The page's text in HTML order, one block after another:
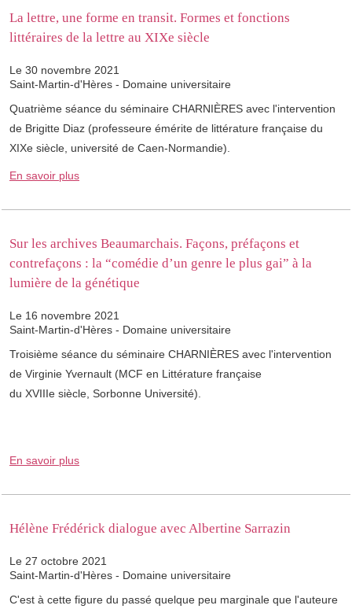
La lettre, une forme en transit. Formes et fonctions
littéraires de la lettre au XIXe siècle
Le 30 novembre 2021
Saint-Martin-d'Hères - Domaine universitaire
Quatrième séance du séminaire ​CHARNIÈRES avec l'intervention
de Brigitte Diaz (professeure émérite de littérature française du
XIXe siècle, université de Caen-Normandie).
En savoir plus
Sur les archives Beaumarchais. Façons, préfaçons et
contrefaçons : la “comédie d’un genre le plus gai” à la
lumière de la génétique
Le 16 novembre 2021
Saint-Martin-d'Hères - Domaine universitaire
Troisième séance du séminaire ​CHARNIÈRES avec l'intervention
de Virginie Yvernault (MCF en Littérature française
du XVIIIe siècle, Sorbonne Université).
En savoir plus
Hélène Frédérick dialogue avec Albertine Sarrazin
Le 27 octobre 2021
Saint-Martin-d'Hères - Domaine universitaire
C'est à cette figure du passé quelque peu marginale que l'auteure